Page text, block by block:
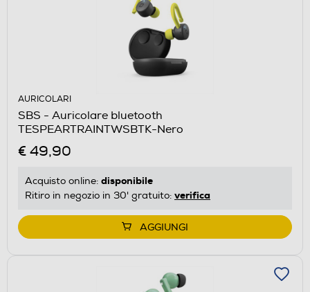
AURICOLARI
SBS - Auricolare bluetooth
TESPEARTRAINTWSBTK-Nero
€ 49,90
Acquisto online: disponibile
Ritiro in negozio in 30' gratuito: verifica
AGGIUNGI